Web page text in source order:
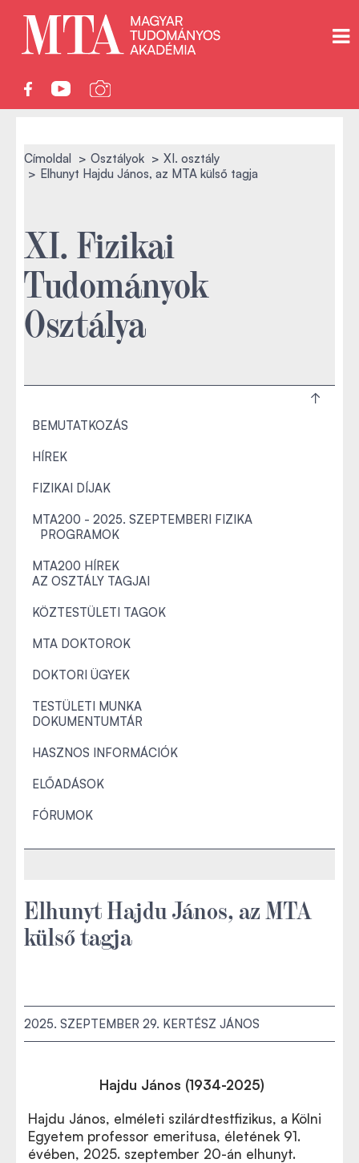
Címoldal Osztályok
XI. osztály
Elhunyt Hajdu János, az MTA külső tagja
XI. Fizikai
Tudományok
Osztálya
BEMUTATKOZÁS
HÍREK
FIZIKAI DÍJAK
MTA200 - 2025. SZEPTEMBERI FIZIKA
PROGRAMOK
MTA200 HÍREK
AZ OSZTÁLY TAGJAI
KÖZTESTÜLETI TAGOK
MTA DOKTOROK
DOKTORI ÜGYEK
TESTÜLETI MUNKA
DOKUMENTUMTÁR
HASZNOS INFORMÁCIÓK
ELŐADÁSOK
FÓRUMOK
Elhunyt Hajdu János, az MTA
külső tagja
2025. SZEPTEMBER 29. KERTÉSZ JÁNOS
Hajdu János (1934-2025)
Hajdu János, elméleti szilárdtestfizikus, a Kölni
Egyetem professor emeritusa, életének 91.
évében, 2025. szeptember 20-án elhunyt.